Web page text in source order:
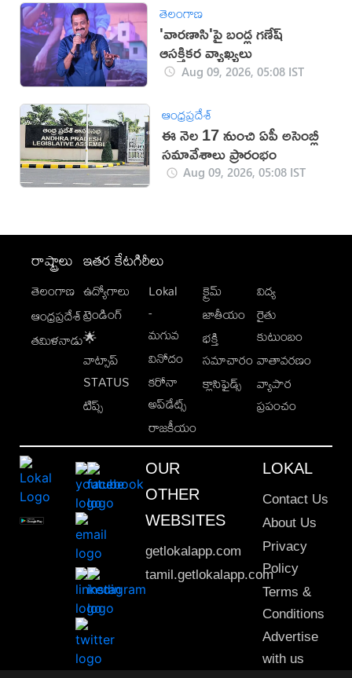
తెలంగాణ
'వారణాసి'పై బండ్ల గణేష్
ఆసక్తికర వ్యాఖ్యలు
Aug 09, 2026, 05:08 IST
ఆంధ్రప్రదేశ్
ఈ నెల 17 నుంచి ఏపీ అసెంబ్లీ
సమావేశాలు ప్రారంభం
Aug 09, 2026, 05:08 IST
రాష్ట్రాలు
తెలంగాణ
ఆంధ్రప్రదేశ్
తమిళనాడు
ఇతర కేటగిరీలు
ఉద్యోగాలు
ట్రెండింగ్
🌟
వాట్సాప్
STATUS
టిప్స్
Lokal
-
మగువ
వినోదం
కరోనా
అప్‌డేట్స్
రాజకీయం
క్రైమ్
జాతీయం
భక్తి
సమాచారం
క్లాసిఫైడ్స్
విద్య
రైతు
కుటుంబం
వాతావరణం
వ్యాపార
ప్రపంచం
OUR
OTHER
WEBSITES
getlokalapp.com
tamil.getlokalapp.com
LOKAL
Contact Us
About Us
Privacy
Policy
Terms &
Conditions
Advertise
with us